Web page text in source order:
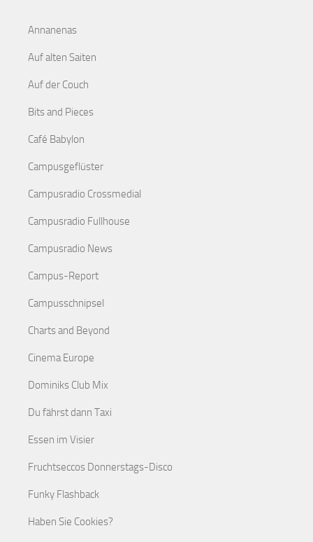
Annanenas
Auf alten Saiten
Auf der Couch
Bits and Pieces
Café Babylon
Campusgeflüster
Campusradio Crossmedial
Campusradio Fullhouse
Campusradio News
Campus-Report
Campusschnipsel
Charts and Beyond
Cinema Europe
Dominiks Club Mix
Du fährst dann Taxi
Essen im Visier
Fruchtseccos Donnerstags-Disco
Funky Flashback
Haben Sie Cookies?